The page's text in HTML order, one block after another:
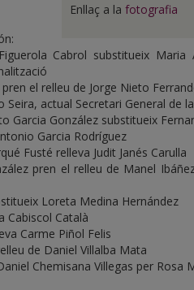
Enllaç a la fotografia
Cabrol substitueix
el relleu de Jorge Nieto
actual Secretari General de
Garcia González substitueix
Garcia Rodríguez
Fusté relleva Judit Janés Carulla
pren el relleu de Manel
Loreta Medina Hernández
Cabiscol Català
Carme Piñol Felis
de Daniel Villalba Mata
Chemisana Villegas per Rosa